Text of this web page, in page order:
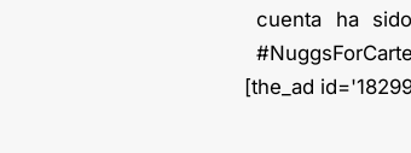
cuenta ha
[the_ad